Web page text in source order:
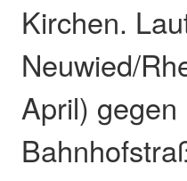
Kirchen.
Neuwied/
April)